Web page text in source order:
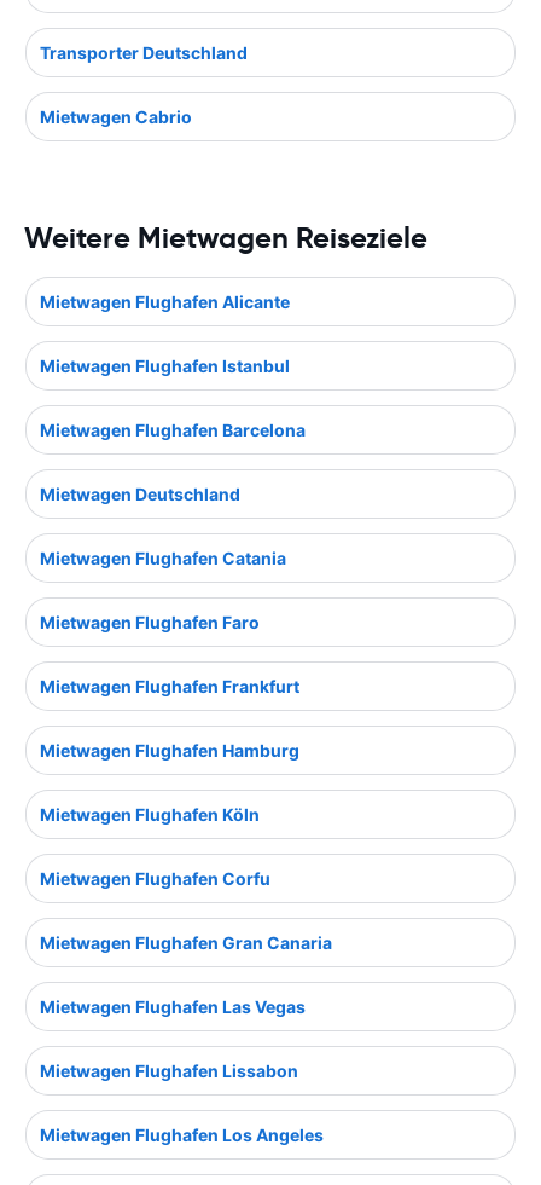
Transporter Deutschland
Mietwagen Cabrio
Weitere Mietwagen Reiseziele
Mietwagen Flughafen Alicante
Mietwagen Flughafen Istanbul
Mietwagen Flughafen Barcelona
Mietwagen Deutschland
Mietwagen Flughafen Catania
Mietwagen Flughafen Faro
Mietwagen Flughafen Frankfurt
Mietwagen Flughafen Hamburg
Mietwagen Flughafen Köln
Mietwagen Flughafen Corfu
Mietwagen Flughafen Gran Canaria
Mietwagen Flughafen Las Vegas
Mietwagen Flughafen Lissabon
Mietwagen Flughafen Los Angeles